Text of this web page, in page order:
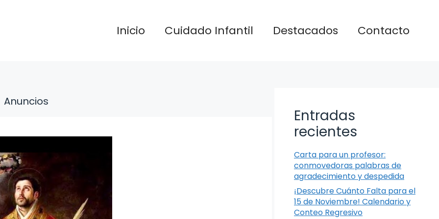
Inicio Cuidado Infantil Destacados Contacto
Anuncios
Entradas
recientes
Carta para un profesor:
conmovedoras palabras de
agradecimiento y despedida
¡Descubre Cuánto Falta para el
15 de Noviembre! Calendario y
Conteo Regresivo